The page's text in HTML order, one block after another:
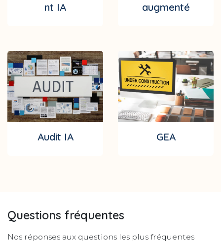
nt IA
augmenté
Audit IA GEA
Questions fréquentes
Nos réponses aux questions les plus fréquentes